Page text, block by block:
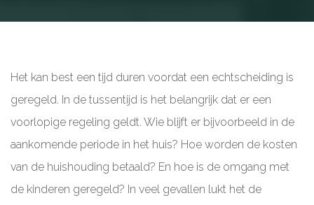
Het kan best een tijd duren voordat een echtscheiding is
geregeld. In de tussentijd is het belangrijk dat er een
voorlopige regeling geldt. Wie blijft er bijvoorbeeld in de
aankomende periode in het huis? Hoe worden de kosten
van de huishouding betaald? En hoe is de omgang met
de kinderen geregeld? In veel gevallen lukt het de